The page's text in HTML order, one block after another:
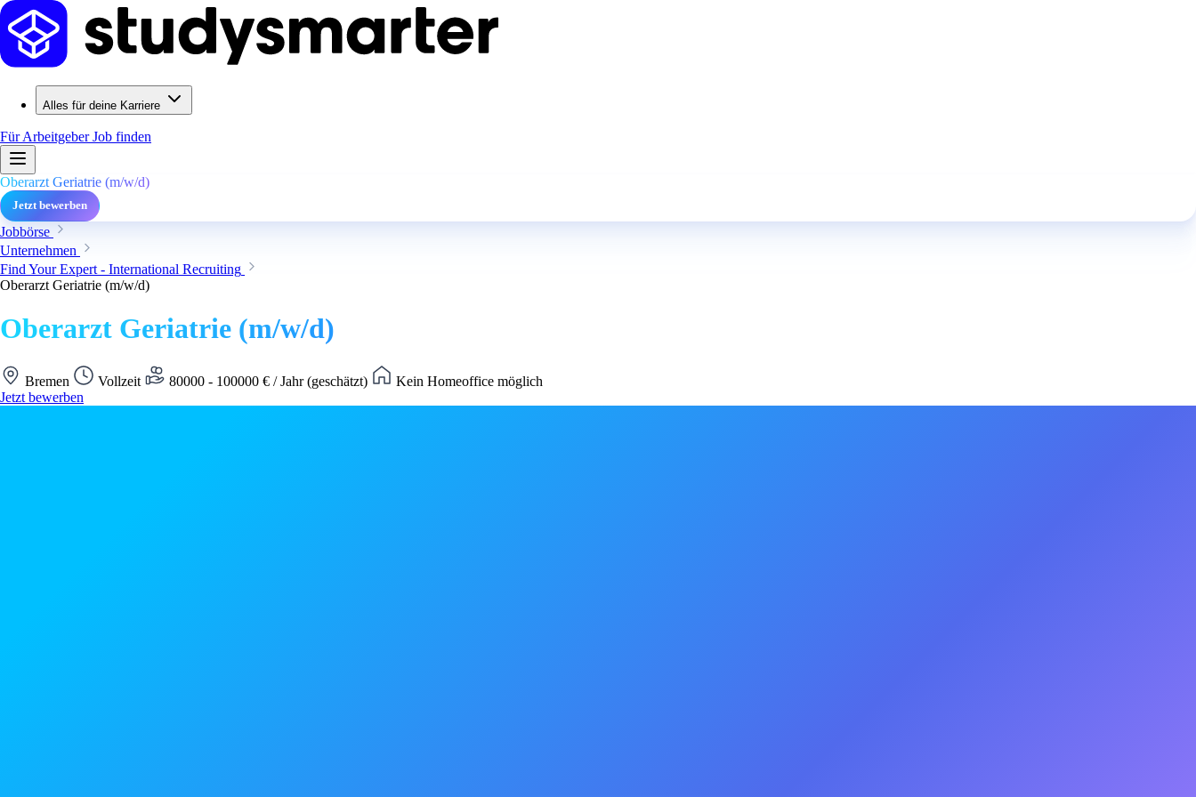
Alles für deine Karriere
Für ArbeitgeberJob finden
Oberarzt Geriatrie (m/w/d)
Jetzt bewerben
Jobbörse
Unternehmen
Find Your Expert - International Recruiting
Oberarzt Geriatrie (m/w/d)
Oberarzt Geriatrie (m/w/d)
Bremen Vollzeit 80000 - 100000 € / Jahr (geschätzt)
Kein Homeoffice möglich
Jetzt bewerben